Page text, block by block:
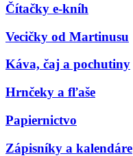
Čítačky e-kníh
Vecičky od Martinusu
Káva, čaj a pochutiny
Hrnčeky a fľaše
Papiernictvo
Zápisníky a kalendáre